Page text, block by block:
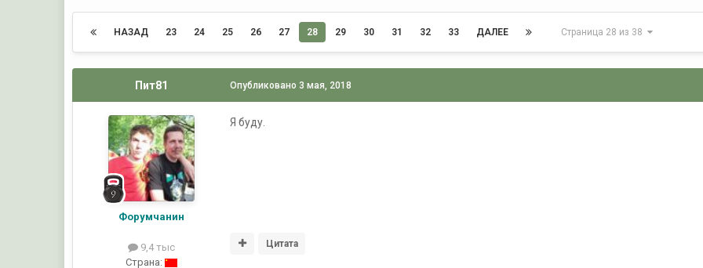
НАЗАД 23 24 25 26 27 28 29 30 31 32 33 ДАЛЕЕ Страница 28 из 38
Пит81
Форумчанин
9,4 тыс
Страна:
Опубликовано 3 мая, 2018
Я буду.
Цитата